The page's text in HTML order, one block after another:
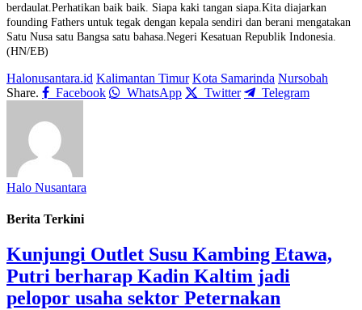
berdaulat. Perhatikan baik baik. Siapa kaki tangan siapa. Kita diajarkan
founding Fathers untuk tegak dengan kepala sendiri dan berani mengatakan
Satu Nusa satu Bangsa satu bahasa. Negeri Kesatuan Republik Indonesia.
(HN/EB)
Halonusantara.id Kalimantan Timur Kota Samarinda Nursobah
Share.
Facebook WhatsApp Twitter Telegram
Halo Nusantara
Berita Terkini
Kunjungi Outlet Susu Kambing Etawa,
Putri berharap Kadin Kaltim jadi
pelopor usaha sektor Peternakan